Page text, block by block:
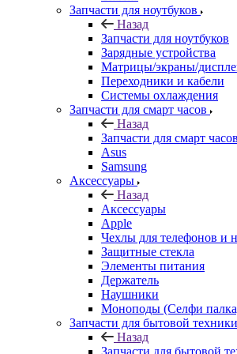
Запчасти для ноутбуков
Назад
Запчасти для ноутбуков
Зарядные устройства
Матрицы/экраны/
Переходники и кабели
Системы охлаждения
Запчасти для смарт часов
Назад
Запчасти для смарт часов
Asus
Samsung
Аксессуары
Назад
Аксессуары
Apple
Чехлы для телефонов и
Защитные стекла
Элементы питания
Держатель
Наушники
Моноподы (Селфи
Запчасти для бытовой техники
Назад
Запчасти для бытовой